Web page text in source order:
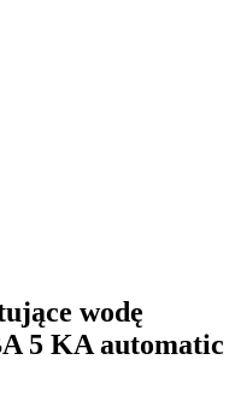
wodę
5 KA automatic